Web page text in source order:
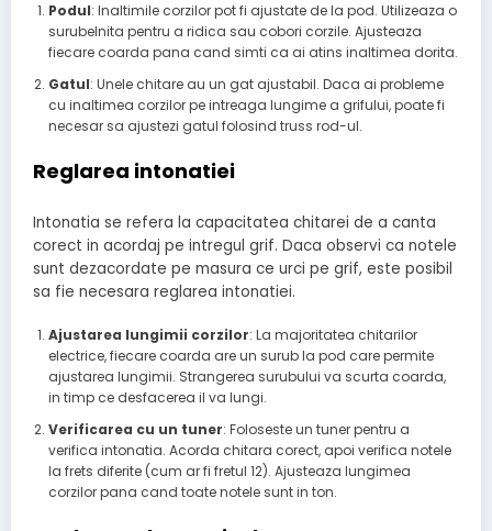
Podul: Inaltimile corzilor pot fi ajustate de la pod. Utilizeaza o
surubelnita pentru a ridica sau cobori corzile. Ajusteaza
fiecare coarda pana cand simti ca ai atins inaltimea dorita.
Gatul: Unele chitare au un gat ajustabil. Daca ai probleme
cu inaltimea corzilor pe intreaga lungime a grifului, poate fi
necesar sa ajustezi gatul folosind truss rod-ul.
Reglarea intonatiei
Intonatia se refera la capacitatea chitarei de a canta
corect in acordaj pe intregul grif. Daca observi ca notele
sunt dezacordate pe masura ce urci pe grif, este posibil
sa fie necesara reglarea intonatiei.
Ajustarea lungimii corzilor: La majoritatea chitarilor
electrice, fiecare coarda are un surub la pod care permite
ajustarea lungimii. Strangerea surubului va scurta coarda,
in timp ce desfacerea il va lungi.
Verificarea cu un tuner: Foloseste un tuner pentru a
verifica intonatia. Acorda chitara corect, apoi verifica notele
la frets diferite (cum ar fi fretul 12). Ajusteaza lungimea
corzilor pana cand toate notele sunt in ton.